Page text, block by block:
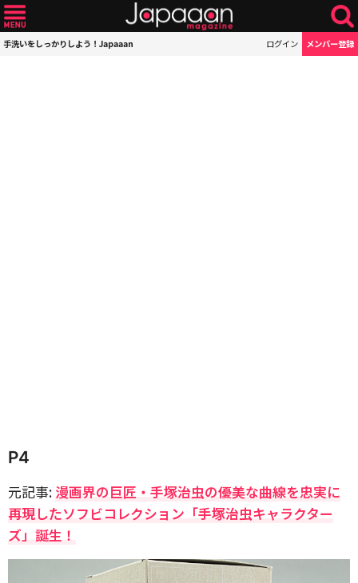
手洗いをしっかりしよう！Japaaan ログイン メンバー登録
P4
元記事: 漫画界の巨匠・手塚治虫の優美な曲線を忠実に
再現したソフビコレクション「手塚治虫キャラクター
ズ」誕生！